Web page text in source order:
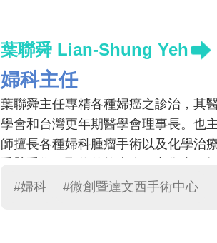
葉聯舜 Lian-Shung Yeh
婦科主任
葉聯舜主任專精各種婦癌之診治，其
學會和台灣更年期醫學會理事長。也
師擅長各種婦科腫瘤手術以及化學治
#婦科
#微創暨達文西手術中心